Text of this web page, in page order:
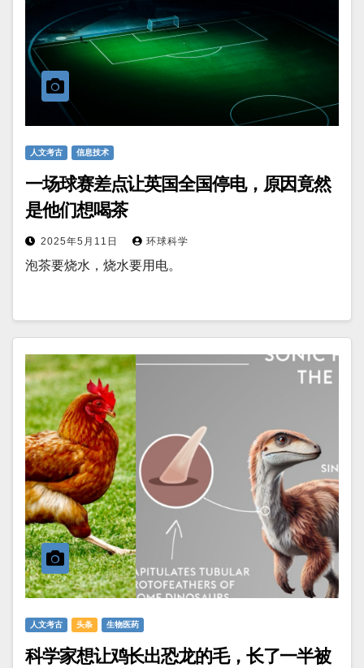
人文考古 信息技术
一场球赛差点让英国全国停电，原因竟然
是他们想喝茶
2025年5月11日 环球科学
泡茶要烧水，烧水要用电。
人文考古 头条 生物医药
科学家想让鸡长出恐龙的毛，长了一半被